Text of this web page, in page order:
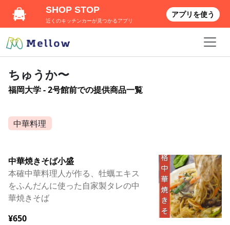
ちゅうか〜
福岡大学 - 2号館前での提供商品一覧
中華料理
中華焼きそば小盛
本確中華料理人が作る、牡蠣エキス
をふんだんに使った自家製タレの中
華焼きそば
¥650
SHOP STOP
近くのキッチンカーが見つかるアプリ
アプリを使う